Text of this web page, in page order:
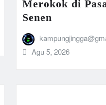
Merokok di
Senen
Agu 5, 2026